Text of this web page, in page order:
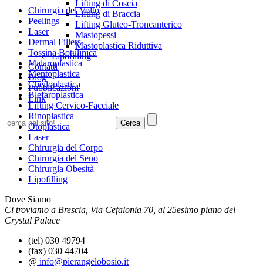
Lifting di Coscia
Lifting di Braccia
Lifting Gluteo-Troncanterico
Mastopessi
Mastoplastica Riduttiva
Lipofilling
Contatti
Blog
Pubblicazioni
Link
Chirurgia del Volto
Peelings
Laser
Dermal Fillers
Tossina Botulinica
Malaroplastica
Mentoplastica
Cheiloplastica
Blefaroplastica
Lifting Cervico-Facciale
Rinoplastica
Otoplastica
Laser
Chirurgia del Corpo
Chirurgia del Seno
Chirurgia Obesità
Lipofilling
Dove Siamo
Ci troviamo a Brescia, Via Cefalonia 70, al 25esimo piano del
Crystal Palace
(tel) 030 49794
(fax) 030 44704
@ info@pierangelobosio.it